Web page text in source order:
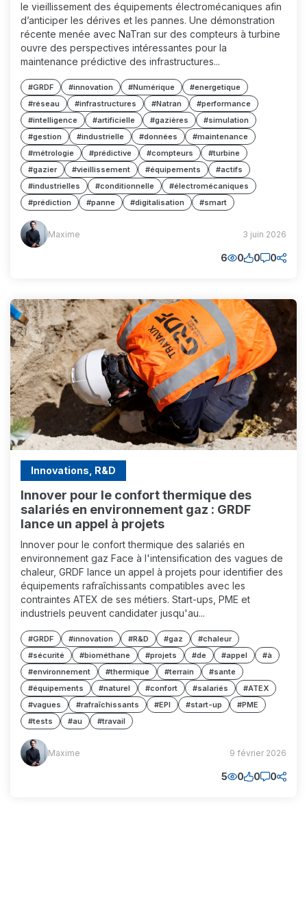
le vieillissement des équipements électromécaniques afin
d’anticiper les dérives et les pannes. Une démonstration
récente menée avec NaTran sur des compteurs à turbine
ouvre des perspectives intéressantes pour la
maintenance prédictive des infrastructures...
#GRDF #innovation #Numérique
#energetique
#réseau
#infrastructures #Natran
#performance
#intelligence
#artificielle #gazières
#simulation
#gestion
#industrielle #données
#maintenance
#métrologie
#prédictive #compteurs
#turbine
#gazier
#vieillissement #équipements
#actifs
#industrielles
#conditionnelle
#électromécaniques
#prédiction
#panne #digitalisation #smart
Maxime
(MM) Maxime 3 juin 2026
6 0 0 0
Innovations, R&D
Innover pour le confort thermique des
salariés en environnement gaz : GRDF
lance un appel à projets
Innover pour le confort thermique des salariés en
environnement gaz Face à l'intensification des vagues de
chaleur, GRDF lance un appel à projets pour identifier des
équipements rafraîchissants compatibles avec les
contraintes ATEX de ses métiers. Start-ups, PME et
industriels peuvent candidater jusqu'au...
#GRDF #innovation #R&D #gaz
#chaleur
#sécurité
#biométhane #projets #de #appel
#à
#environnement
#thermique #terrain
#sante
#équipements
#naturel #confort #salariés
#ATEX
#vagues
#rafraîchissants #EPI #start-up
#PME
#tests
#au #travail
Maxime
(MM) Maxime 9 février 2026
5 0 0 0